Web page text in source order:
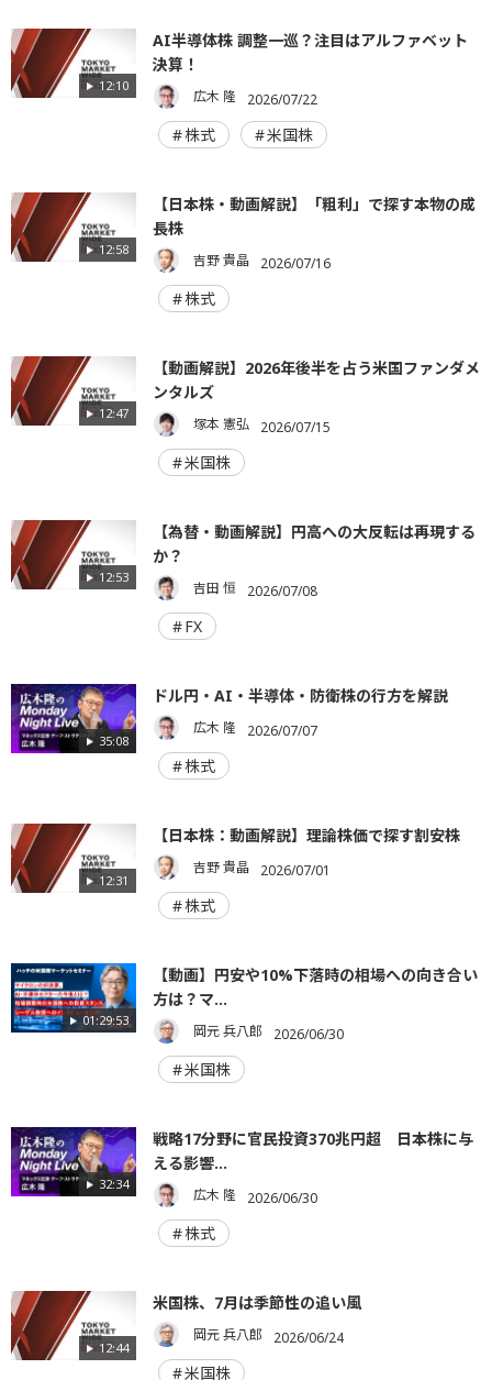
12:10
AI半導体株 調整一巡？注目はアルファベット
決算！
広木 隆 2026/07/22
株式 米国株
12:58
【日本株・動画解説】「粗利」で探す本物の成
長株
吉野 貴晶 2026/07/16
株式
12:47
【動画解説】2026年後半を占う米国ファンダメ
ンタルズ
塚本 憲弘 2026/07/15
米国株
12:53
【為替・動画解説】円高への大反転は再現する
か？
吉田 恒 2026/07/08
FX
35:08
ドル円・AI・半導体・防衛株の行方を解説
広木 隆 2026/07/07
株式
12:31
【日本株：動画解説】理論株価で探す割安株
吉野 貴晶 2026/07/01
株式
01:29:53
【動画】円安や10%下落時の相場への向き合い
方は？マ...
岡元 兵八郎 2026/06/30
米国株
32:34
戦略17分野に官民投資370兆円超 日本株に与
える影響...
広木 隆 2026/06/30
株式
12:44
米国株、7月は季節性の追い風
岡元 兵八郎 2026/06/24
米国株